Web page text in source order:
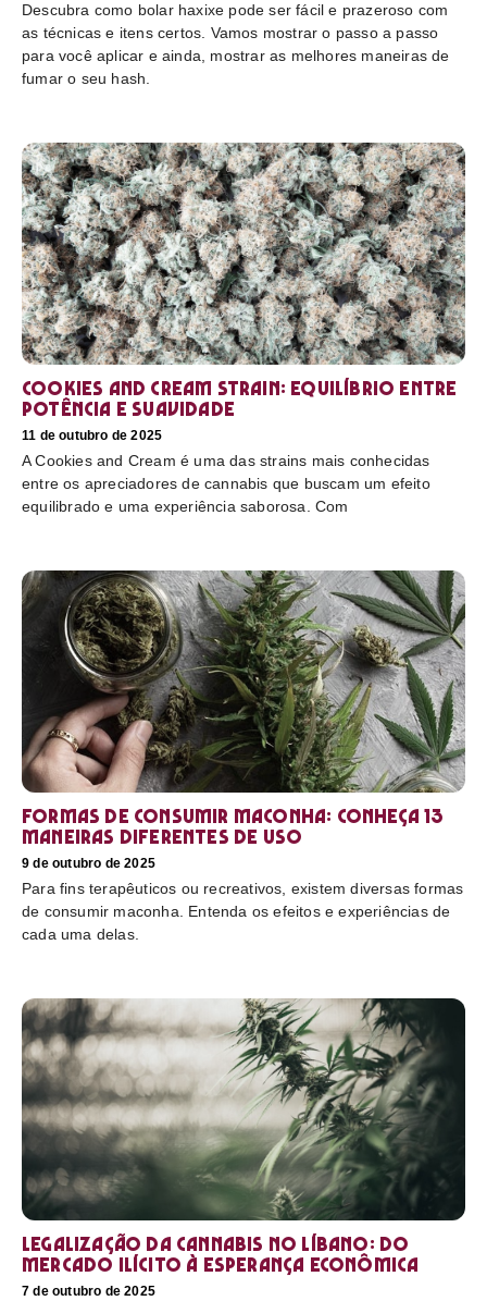
Descubra como bolar haxixe pode ser fácil e prazeroso com
as técnicas e itens certos. Vamos mostrar o passo a passo
para você aplicar e ainda, mostrar as melhores maneiras de
fumar o seu hash.
Cookies and Cream Strain: equilíbrio entre
potência e suavidade
11 de outubro de 2025
A Cookies and Cream é uma das strains mais conhecidas
entre os apreciadores de cannabis que buscam um efeito
equilibrado e uma experiência saborosa. Com
Formas de consumir maconha: conheça 13
maneiras diferentes de uso
9 de outubro de 2025
Para fins terapêuticos ou recreativos, existem diversas formas
de consumir maconha. Entenda os efeitos e experiências de
cada uma delas.
Legalização da cannabis no Líbano: do
mercado ilícito à esperança econômica
7 de outubro de 2025